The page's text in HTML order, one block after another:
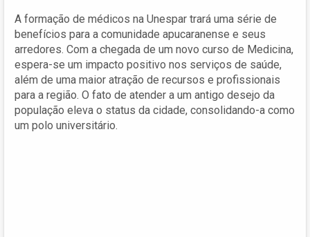
A formação de médicos na Unespar trará uma série de
benefícios para a comunidade apucaranense e seus
arredores. Com a chegada de um novo curso de Medicina,
espera-se um impacto positivo nos serviços de saúde,
além de uma maior atração de recursos e profissionais
para a região. O fato de atender a um antigo desejo da
população eleva o status da cidade, consolidando-a como
um polo universitário.